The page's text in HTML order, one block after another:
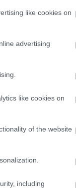
like cookies on
advertising
like cookies on
of the website
including